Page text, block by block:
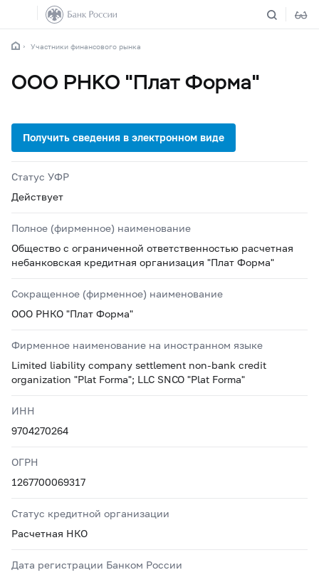
Участники финансового рынка
ООО РНКО "Плат Форма"
Статус УФР
Действует
Полное (фирменное) наименование
Общество с ограниченной ответственностью расчетная
небанковская кредитная организация "Плат Форма"
Сокращенное (фирменное) наименование
ООО РНКО "Плат Форма"
Фирменное наименование на иностранном языке
Limited liability company settlement non-bank credit
organization "Plat Forma"; LLC SNCO "Plat Forma"
ИНН
9704270264
ОГРН
1267700069317
Статус кредитной организации
Расчетная НКО
Дата регистрации Банком России